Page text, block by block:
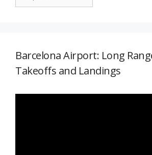
Barcelona Airport: Long
Takeoffs and Landings